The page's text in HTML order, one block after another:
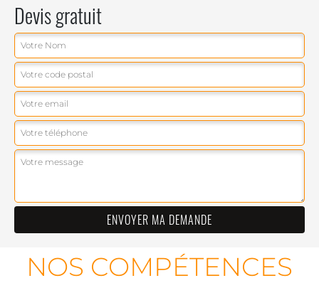
Devis gratuit
NOS COMPÉTENCES